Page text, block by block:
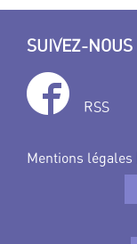
SUIVEZ-NOUS
RSS
Mentions légales